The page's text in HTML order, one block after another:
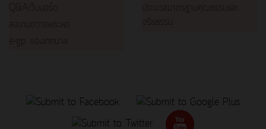
Q&Aเว็บบอร์ด
ลงนามถวายพระพร
e-gp ของเทศบาล
ประมวลมาตรฐานคุณธรรมและ
จริยธรรม